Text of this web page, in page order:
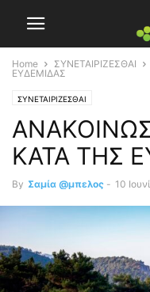
Home ΣΥΝΕΤΑΙΡΙΖΕΣΘΑΙ
ΕΥΔΕΜΙΔΑΣ
ΣΥΝΕΤΑΙΡΙΖΕΣΘΑΙ
ΚΑΤΑ ΤΗΣ
By Σαμία @μπελος - 10